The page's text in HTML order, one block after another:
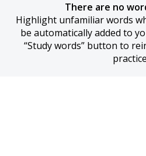
There are no
Highlight unfamiliar words
be automatically added to
“Study words” button to